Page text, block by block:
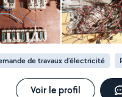
de travaux d’électricité
Voir le profil